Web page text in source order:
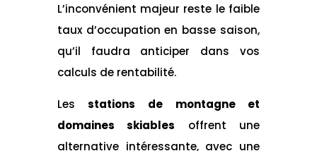
L’inconvénient majeur reste le faible
taux d’occupation en basse saison,
qu’il faudra anticiper dans vos
calculs de rentabilité.
Lesstations de montagne et
domaines skiables offrent une
alternative intéressante, avec une